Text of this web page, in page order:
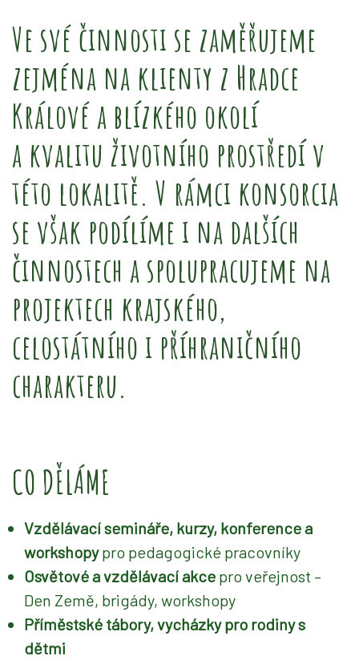
Ve své činnosti se zaměřujeme
zejména na klienty z Hradce
Králové a blízkého okolí
a kvalitu životního prostředí v
této lokalitě. V rámci konsorcia
se však podílíme i na dalších
činnostech a spolupracujeme na
projektech krajského,
celostátního i příhraničního
charakteru.
CO DĚLÁME
Vzdělávací semináře, kurzy, konference a
workshopypro pedagogické pracovníky
Osvětové a vzdělávací akce pro veřejnost –
Den Země, brigády, workshopy
Příměstské tábory, vycházky pro rodiny s
dětmi